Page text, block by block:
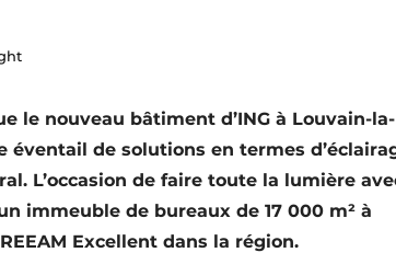
le nouveau bâtiment d’ING à Louvain-la-
de solutions en termes
L’occasion de faire toute la lumière
immeuble de bureaux de 17 000 m² à
Excellent dans la région.